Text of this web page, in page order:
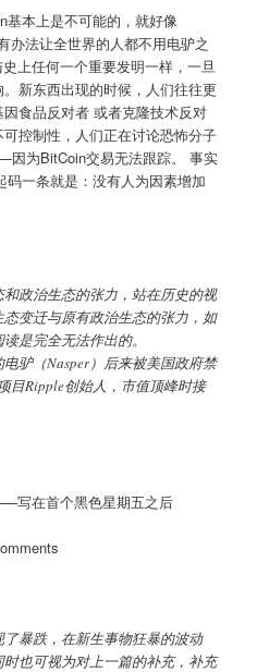
基本上是不可能的，就好像
办法让全世界的人都不用电驴之
上任何一个重要发明一样，一旦
新东西出现的时候，人们往往更
食品反对者 或者克隆技术反对
控制性，人们正在讨论恐怖分子
为BitCoin交易无法跟踪。 事实
一条就是：没有人为因素增加
政治生态的张力，站在历史的视
变迁与原有政治生态的张力，如
是完全无法作出的。
驴（Nasper）后来被美国政府禁
目Ripple创始人，市值顶峰时接
写在首个黑色星期五之后
暴跌，在新生事物狂暴的波动
也可视为对上一篇的补充，补充